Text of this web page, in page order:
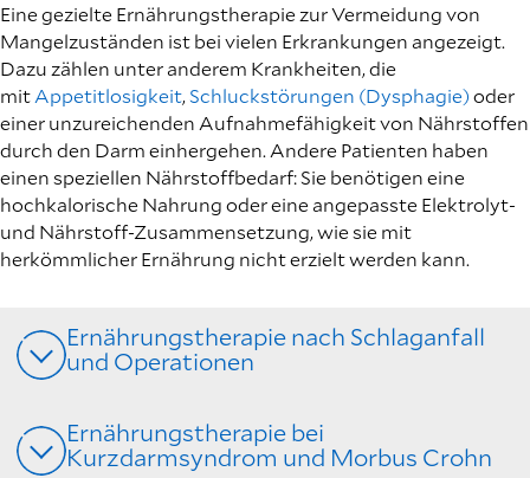
Eine gezielte Ernährungstherapie zur Vermeidung von
Mangelzuständen ist bei vielen Erkrankungen angezeigt.
Dazu zählen unter anderem Krankheiten, die
mitAppetitlosigkeit,Schluckstörungen (Dysphagie)oder
einer unzureichenden Aufnahmefähigkeit von Nährstoffen
durch den Darm einhergehen. Andere Patienten haben
einen speziellen Nährstoffbedarf: Sie benötigen eine
hochkalorische Nahrung oder eine angepasste Elektrolyt-
und Nährstoff-Zusammensetzung, wie sie mit
herkömmlicher Ernährung nicht erzielt werden kann.
Ernährungstherapie nach Schlaganfall
und Operationen
Ernährungstherapie bei
Kurzdarmsyndrom und Morbus Crohn